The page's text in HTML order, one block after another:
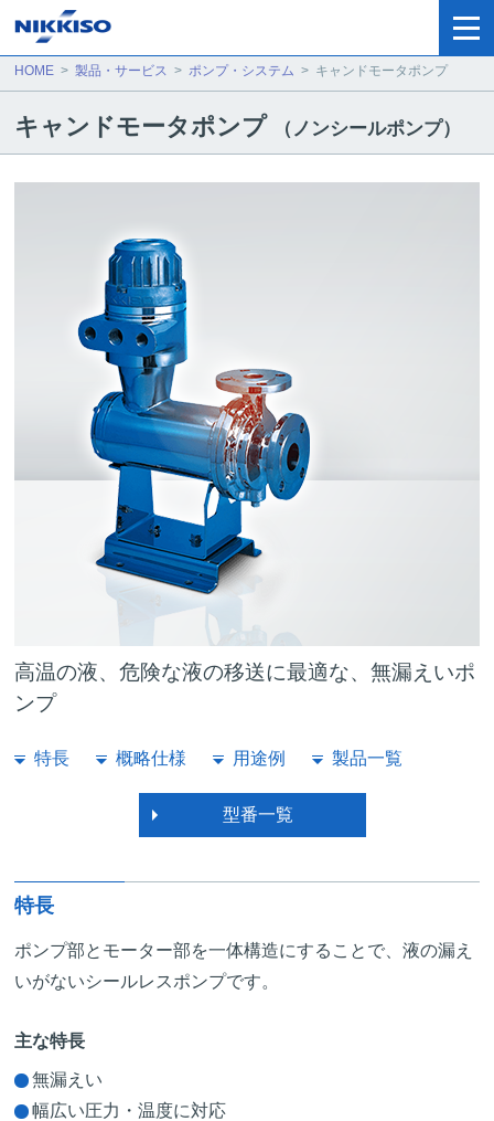
HOME > 製品・サービス > ポンプ・システム > キャンドモータポンプ
キャンドモータポンプ （ノンシールポンプ）
高温の液、危険な液の移送に最適な、無漏えいポ
ンプ
特長 概略仕様 用途例 製品一覧
型番一覧
特長
ポンプ部とモーター部を一体構造にすることで、液の漏え
いがないシールレスポンプです。
主な特長
無漏えい
幅広い圧力・温度に対応